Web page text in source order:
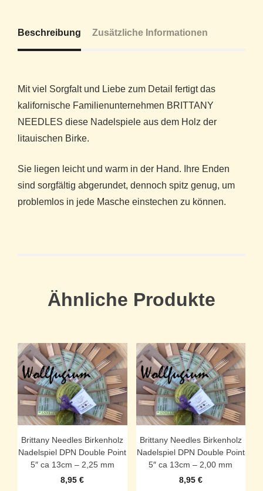
Beschreibung Zusätzliche Informationen
Mit viel Sorgfalt und Liebe zum Detail fertigt das
kalifornische Familienunternehmen BRITTANY
NEEDLES diese Nadelspiele aus dem Holz der
litauischen Birke.
Sie liegen leicht und warm in der Hand. Ihre Enden
sind sorgfältig abgerundet, dennoch spitz genug, um
problemlos in jede Masche einstechen zu können.
Ähnliche Produkte
Brittany Needles Birkenholz
Nadelspiel DPN Double Point
5″ ca 13cm – 2,25 mm
8,95€
Brittany Needles Birkenholz
Nadelspiel DPN Double Point
5″ ca 13cm – 2,00 mm
8,95 €